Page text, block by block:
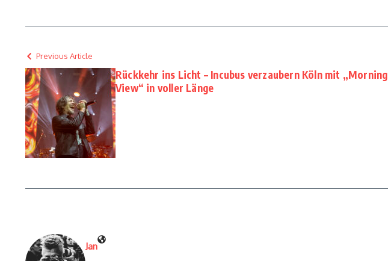
Previous Article
Rückkehr ins Licht – Incubus verzaubern Köln mit „Morning
View“ in voller Länge
Jan